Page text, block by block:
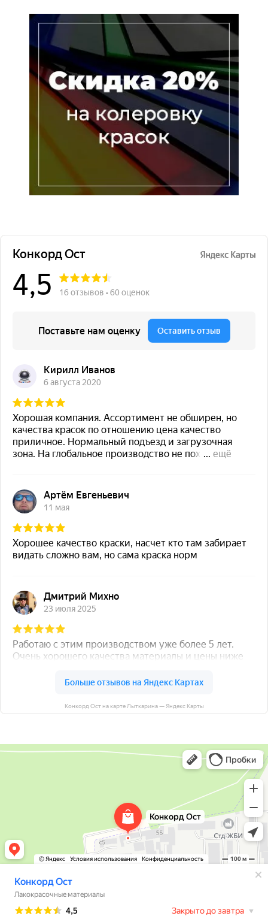
Конкорд Ост на карте Лыткарина — Яндекс Карты